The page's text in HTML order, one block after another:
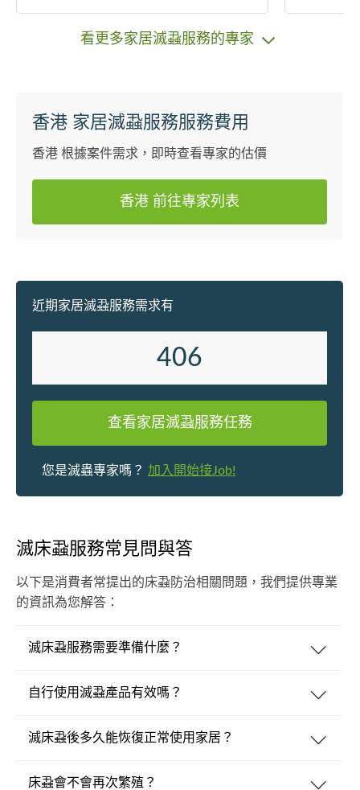
新 七大優勢合資格技術方案 多年經驗
。減少感染 : 專業消毒器材、個人防護
配備，安全工作減低二次感染風險 。
價格清晰 : 多種方案選擇，配合實際衛
認證 : 使用的藥劑獲多家權威第三方機
構發出食品級及醫療級安全標準認證
修後深層
看更多家居滅蝨服務的專家
香港 家居滅蝨服務服務費用
香港 根據案件需求，即時查看專家的估價
香港 前往專家列表
近期家居滅蝨服務需求有
406
查看家居滅蝨服務任務
您是滅蟲專家嗎？ 加入開始接Job!
滅床蝨服務常見問與答
以下是消費者常提出的床蝨防治相關問題，我們提供專業
的資訊為您解答：
滅床蝨服務需要準備什麼？
自行使用滅蝨產品有效嗎？
滅床蝨後多久能恢復正常使用家居？
床蝨會不會再次繁殖？